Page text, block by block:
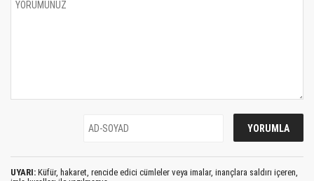
UYARI: Küfür, hakaret, rencide edici cümleler veya imalar, inançlara saldırı içeren,